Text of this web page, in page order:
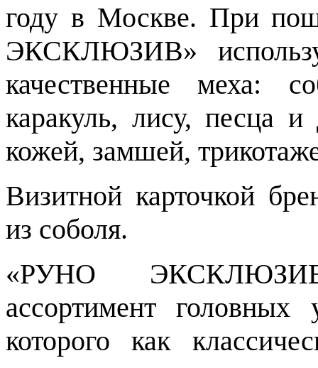
году в Москве. При
ЭКСКЛЮЗИВ»
качественные меха:
каракуль, лису, песца
кожей, замшей,
Визитной карточкой
из соболя.
«РУНО
ассортимент головных
которого как